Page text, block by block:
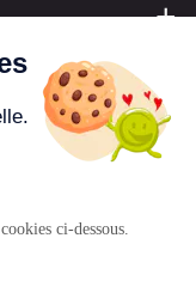
légales